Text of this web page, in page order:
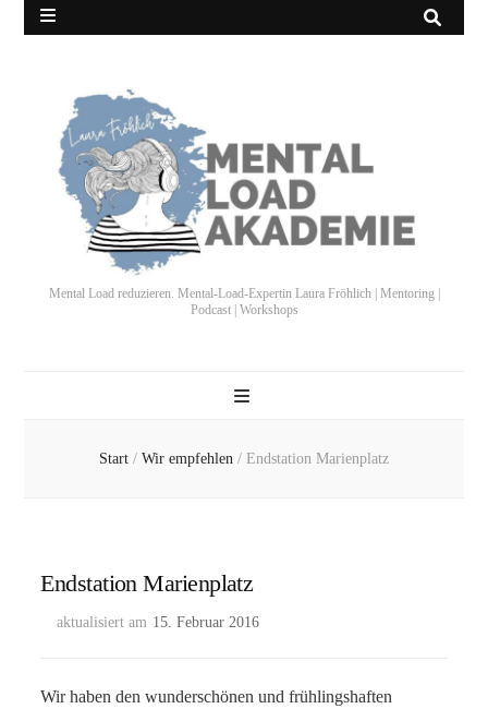
Mental Load reduzieren. Mental-Load-Expertin Laura Fröhlich | Mentoring |
Podcast | Workshops
Start / Wir empfehlen / Endstation Marienplatz
Endstation Marienplatz
aktualisiert am 15. Februar 2016
Wir haben den wunderschönen und frühlingshaften